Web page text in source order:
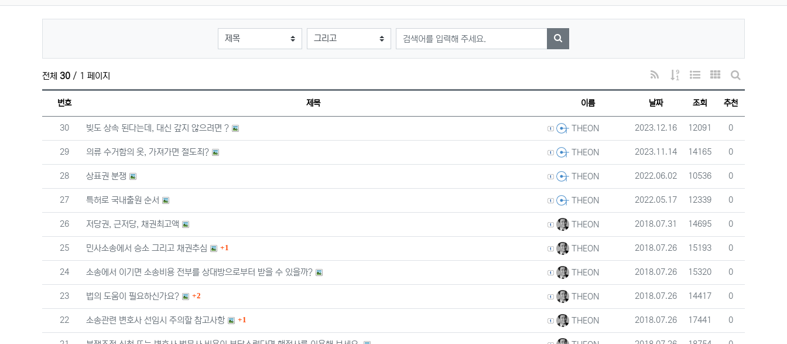
검색대상
검색어
검색하기
전체 30 / 1 페이지 RSS
게시물 정렬
웹진 스타일갤러리 스타일
게시판 검색
번호 제목 이름 날짜 조회 추천
번호
30 빚도 상속 된다는데, 대신 갚지 않으려면 ? 등록자THEON 등록일
2023.12.16 조회
12091 추천
0
번호
29 의류 수거함의 옷, 가져가면 절도죄? 등록자THEON 등록일
2023.11.14 조회
14165 추천
0
번호
28 상표권 분쟁 등록자THEON 등록일
2022.06.02 조회
10536 추천
0
번호
27 특허로 국내출원 순서 등록자THEON 등록일
2022.05.17 조회
12339 추천
0
번호
26 저당권, 근저당, 채권최고액 등록자THEON 등록일
2018.07.31 조회
14695 추천
0
번호
25 민사소송에서 승소 그리고 채권추심 댓글
1 등록자THEON 등록일
2018.07.26 조회
15193 추천
0
번호
24 소송에서 이기면 소송비용 전부를 상대방으로부터 받을 수 있을까? 등록자THEON 등록일
2018.07.26 조회
15320 추천
0
번호
23 법의 도움이 필요하신가요? 댓글
2 등록자THEON 등록일
2018.07.26 조회
14417 추천
0
번호
22 소송관련 변호사 선임시 주의할 참고사항 댓글
1 등록자THEON 등록일
2018.07.26 조회
17441 추천
0